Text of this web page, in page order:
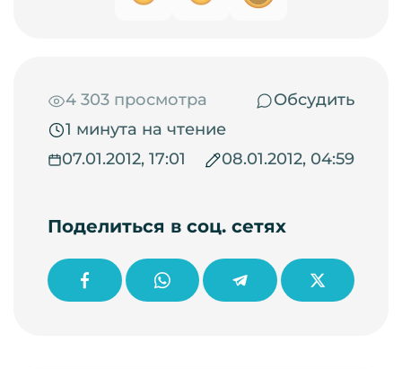
4 303 просмотра
Обсудить
1 минута на чтение
07.01.2012, 17:01
08.01.2012, 04:59
Поделиться в соц. сетях